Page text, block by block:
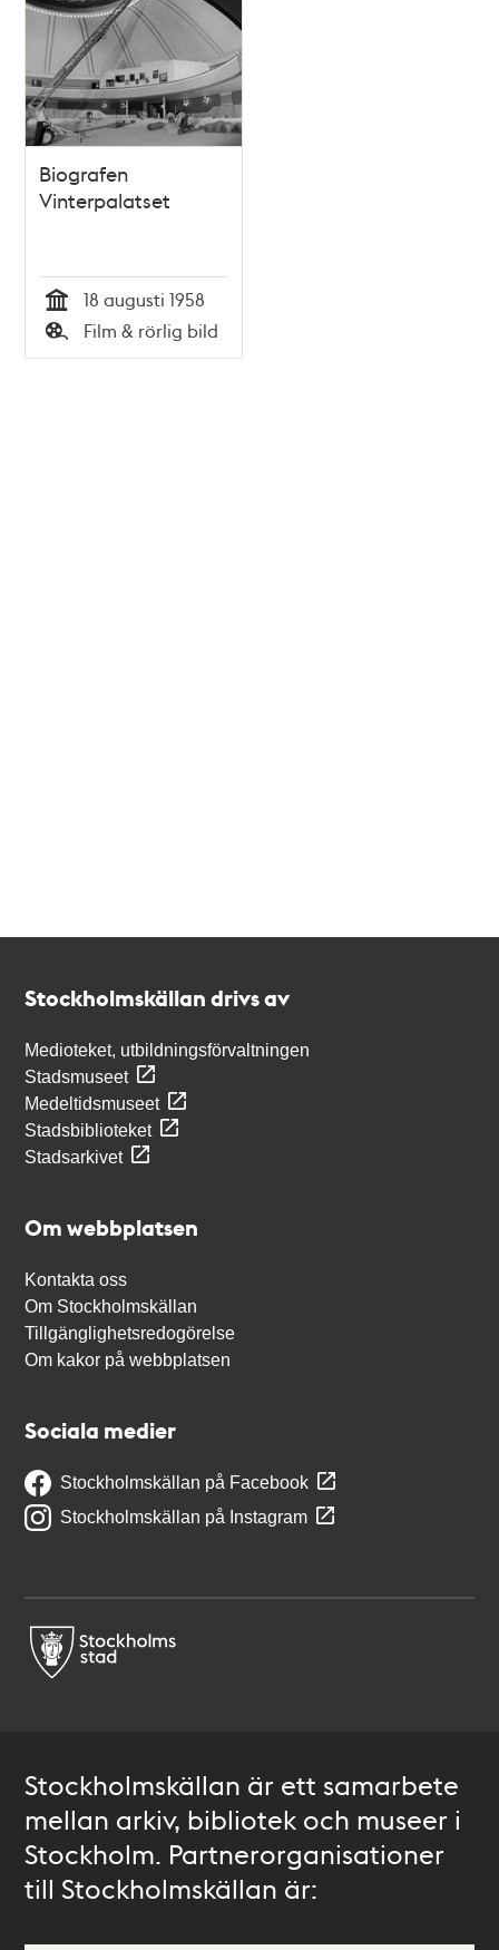
Biografen
Vinterpalatset
Tid
18 augusti 1958
Typ
Film & rörlig bild
Stockholmskällan drivs av
Medioteket, utbildningsförvaltningen
Stadsmuseet
Medeltidsmuseet
Stadsbiblioteket
Stadsarkivet
Om webbplatsen
Kontakta oss
Om Stockholmskällan
Tillgänglighetsredogörelse
Om kakor på webbplatsen
Sociala medier
Stockholmskällan på Facebook
Stockholmskällan på Instagram
Stockholmskällan är ett samarbete
mellan arkiv, bibliotek och museer i
Stockholm. Partnerorganisationer
till Stockholmskällan är: